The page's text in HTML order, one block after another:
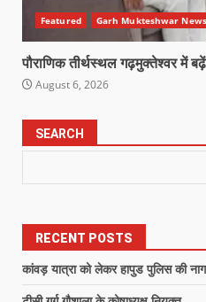
Featured Garh Mukteshwar News
पौराणिक तीर्थस्थल गढ़मुक्तेश्वर में
August 6, 2026
SEARCH
RECENT POSTS
कांवड़ यात्रा को लेकर हापुड पुलिस की